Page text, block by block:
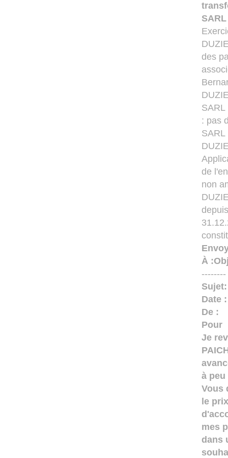
des
: pas
SARL
de
non
À :
Date
De :
Pour
Je
à
Vous
le
mes
dans